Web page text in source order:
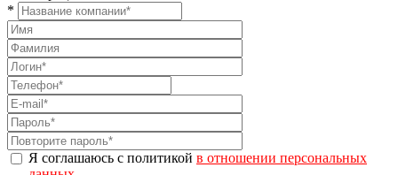
*
Я соглашаюсь с политикой в отношении персональных